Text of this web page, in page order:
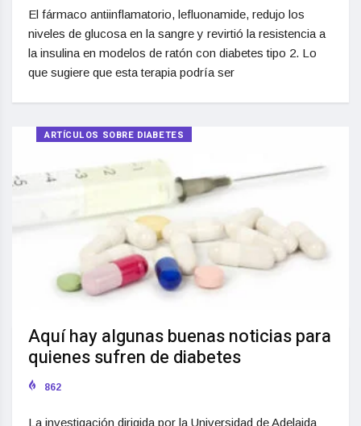
El fármaco antiinflamatorio, lefluonamide, redujo los
niveles de glucosa en la sangre y revirtió la resistencia a
la insulina en modelos de ratón con diabetes tipo 2. Lo
que sugiere que esta terapia podría ser
ARTÍCULOS SOBRE DIABETES
Aquí hay algunas buenas noticias para
quienes sufren de diabetes
862
La investigación dirigida por la Universidad de Adelaida